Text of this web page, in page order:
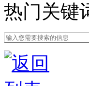
热门关键